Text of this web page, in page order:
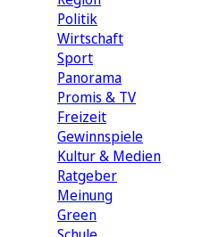
Politik
Wirtschaft
Sport
Panorama
Promis & TV
Freizeit
Gewinnspiele
Kultur & Medien
Ratgeber
Meinung
Green